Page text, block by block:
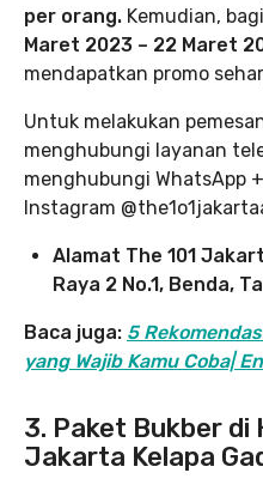
per orang. Kemudian,
Maret 2023 – 22 Maret
mendapatkan promo
Untuk melakukan
menghubungi layanan
menghubungi WhatsApp
Instagram
Alamat The 101
Raya 2 No.1, Benda,
Baca juga: 5
yang Wajib Kamu Coba|
3. Paket Bukber di
Jakarta Kelapa